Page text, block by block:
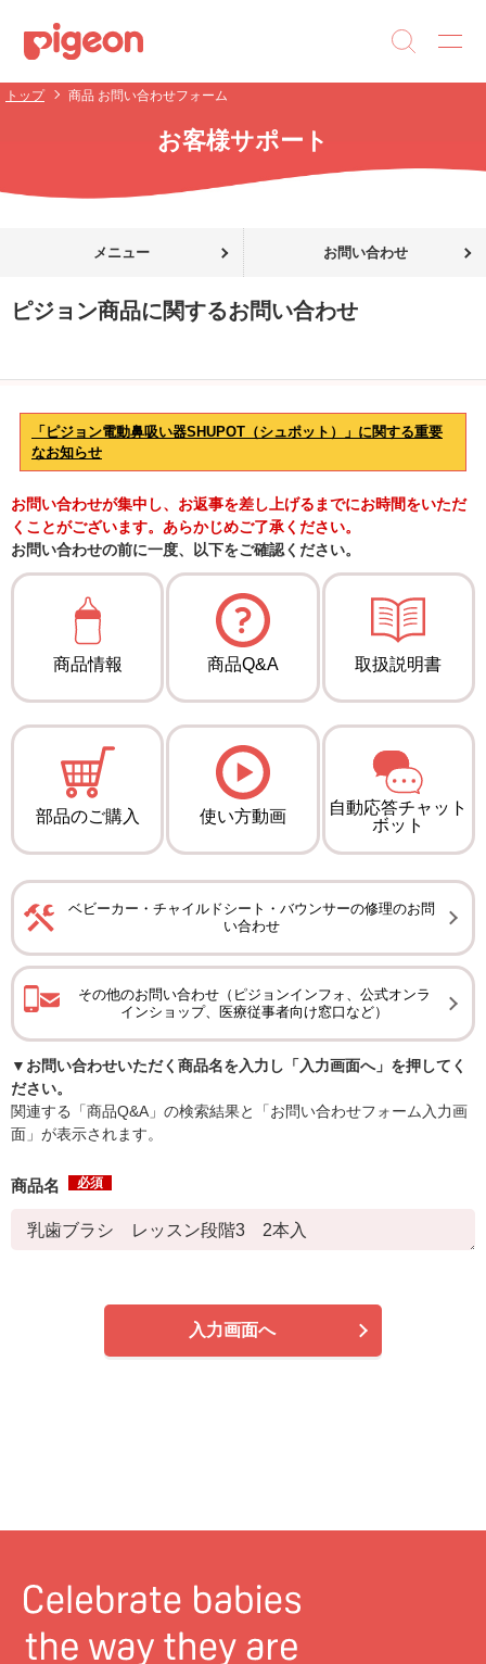
トップ 商品 お問い合わせフォーム
お客様サポート
メニュー お問い合わせ
ピジョン商品に関するお問い合わせ
「ピジョン電動鼻吸い器SHUPOT（シュポット）」に関する重要
なお知らせ
お問い合わせが集中し、お返事を差し上げるまでにお時間をいただ
くことがございます。あらかじめご了承ください。
お問い合わせの前に一度、以下をご確認ください。
商品情報 商品Q&A 取扱説明書
部品のご購入 使い方動画
自動応答チャット
ボット
ベビーカー・チャイルドシート・バウンサーの修理のお問
い合わせ
その他のお問い合わせ（ピジョンインフォ、公式オンラ
インショップ、医療従事者向け窓口など）
▼お問い合わせいただく商品名を入力し「入力画面へ」を押してく
ださい。
関連する「商品Q&A」の検索結果と「お問い合わせフォーム入力画
面」が表示されます。
商品名 必須
入力画面へ